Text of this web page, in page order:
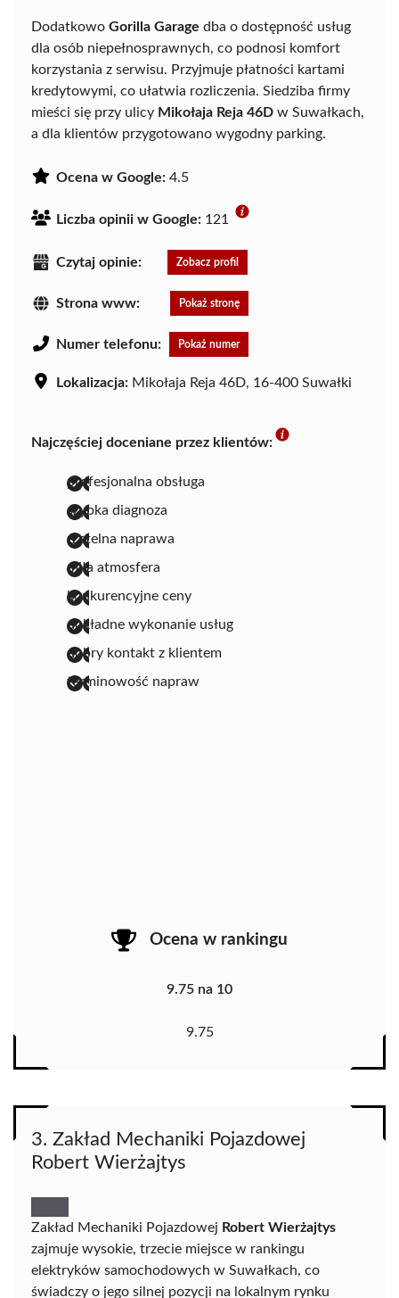
Dodatkowo Gorilla Garage dba o dostępność usług
dla osób niepełnosprawnych, co podnosi komfort
korzystania z serwisu. Przyjmuje płatności kartami
kredytowymi, co ułatwia rozliczenia. Siedziba firmy
mieści się przy ulicy Mikołaja Reja 46D w Suwałkach,
a dla klientów przygotowano wygodny parking.
Ocena w Google: 4.5
Liczba opinii w Google: 121
Czytaj opinie: Zobacz profil
Strona www: Pokaż stronę
Numer telefonu: Pokaż numer
Lokalizacja: Mikołaja Reja 46D, 16-400 Suwałki
Najczęściej doceniane przez klientów:
profesjonalna obsługa
szybka diagnoza
rzetelna naprawa
miła atmosfera
konkurencyjne ceny
dokładne wykonanie usług
dobry kontakt z klientem
terminowość napraw
Ocena w rankingu
9.75 na 10
9.75
3. Zakład Mechaniki Pojazdowej
Robert Wierżajtys
Zakład Mechaniki Pojazdowej Robert Wierżajtys
zajmuje wysokie, trzecie miejsce w rankingu
elektryków samochodowych w Suwałkach, co
świadczy o jego silnej pozycji na lokalnym rynku